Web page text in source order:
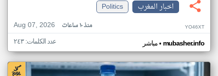
اخبار المغرب
Politics
Aug 07, 2026
منذ ١٠ ساعات YO46XT
مباشر• mubasher.info عدد الكلمات: ٢٤٣